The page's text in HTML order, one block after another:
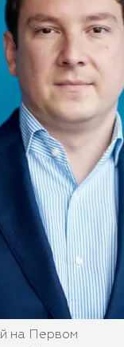
на Первом